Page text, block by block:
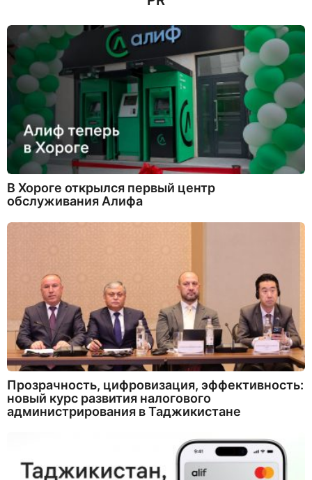
В Хороге открылся первый центр
обслуживания Алифа
Прозрачность, цифровизация, эффективность:
новый курс развития налогового
администрирования в Таджикистане